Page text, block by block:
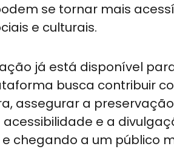
se tornar mais
e culturais.
já está disponível
busca contribuir
assegurar a
acessibilidade e a
chegando a um público